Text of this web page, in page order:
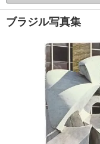
ブラジル写真集